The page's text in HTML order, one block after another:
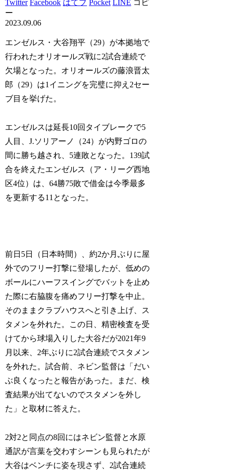
Twitter Facebook はてブ Pocket LINE コピ
ー
2023.09.06
エンゼルス・大谷翔平（29）が本拠地で
行われたオリオールズ戦に2試合連続で
欠場となった。オリオールズの藤浪晋太
郎（29）は1イニングを完璧に抑え2セー
ブ目を挙げた。
エンゼルスは延長10回タイブレークで5
人目、J.ソリアーノ（24）が内野ゴロの
間に勝ち越され、5連敗となった。139試
合を終えたエンゼルス（ア・リーグ西地
区4位）は、64勝75敗で借金は今季最多
を更新する11となった。
前日5日（日本時間）、約2か月ぶりに屋
外でのフリー打撃に登場したが、低めの
ボールにハーフスイングでバットを止め
た際に右脇腹を痛めフリー打撃を中止。
そのままクラブハウスへと引き上げ、ス
タメンを外れた。この日、精密検査を受
けてから球場入りした大谷だが2021年9
月以来、2年ぶりに2試合連続でスタメン
を外れた。試合前、ネビン監督は「だい
ぶ良くなったと報告があった。まだ、検
査結果が出てないのでスタメンを外し
た」と取材に答えた。
2対2と同点の8回にはネビン監督と水原
通訳が言葉を交わすシーンも見られたが
大谷はベンチに姿を現さず、2試合連続